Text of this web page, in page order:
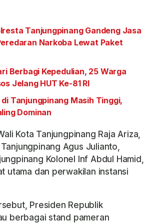
Tanjungpinang Gandeng Jasa
Narkoba Lewat Paket
Berbagi Kepedulian, 25 Warga
Jelang HUT Ke-81 RI
Tanjungpinang Masih Tinggi,
Dominan
Kota Tanjungpinang Raja Ariza,
Tanjungpinang Agus Julianto,
Kolonel Inf Abdul Hamid,
utama dan perwakilan instansi
Presiden Republik
berbagai stand pameran